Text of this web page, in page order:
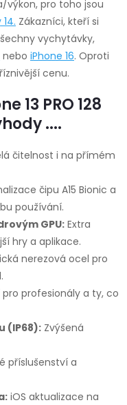
výkon, pro toho jsou
. Zákazníci, kteří si
vychytávky,
nebo iPhone 16. Oproti
cenu.
13 PRO 128
....
čitelnost i na přímém
čipu A15 Bionic a
používání.
GPU: Extra
hry a aplikace.
nerezová ocel pro
pro profesionály a ty, co
(IP68): Zvýšená
příslušenství a
iOS aktualizace na